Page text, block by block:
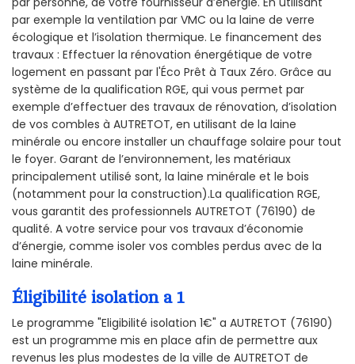
par exemple la ventilation par VMC ou la laine de verre
écologique et l’isolation thermique. Le financement des
travaux : Effectuer la rénovation énergétique de votre
logement en passant par l'Éco Prêt à Taux Zéro. Grâce au
système de la qualification RGE, qui vous permet par
exemple d’effectuer des travaux de rénovation, d’isolation
de vos combles à AUTRETOT, en utilisant de la laine
minérale ou encore installer un chauffage solaire pour tout
le foyer. Garant de l’environnement, les matériaux
principalement utilisé sont, la laine minérale et le bois
(notamment pour la construction).La qualification RGE,
vous garantit des professionnels AUTRETOT (76190) de
qualité. A votre service pour vos travaux d’économie
d’énergie, comme isoler vos combles perdus avec de la
laine minérale.
Éligibilité isolation a 1
Le programme "Eligibilité isolation 1€" a AUTRETOT (76190)
est un programme mis en place afin de permettre aux
revenus les plus modestes de la ville de AUTRETOT de